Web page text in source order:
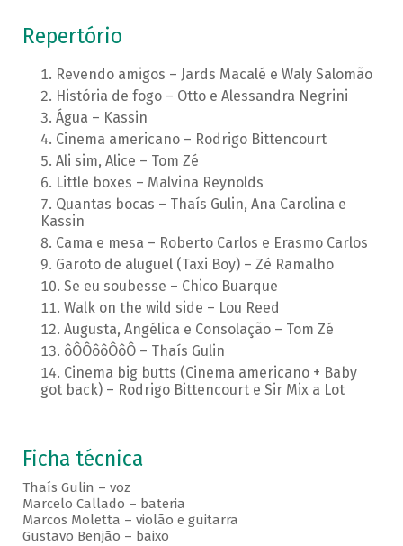
Repertório
Revendo amigos – Jards Macalé e Waly Salomão
História de fogo – Otto e Alessandra Negrini
Água – Kassin
Cinema americano – Rodrigo Bittencourt
Ali sim, Alice – Tom Zé
Little boxes – Malvina Reynolds
Quantas bocas – Thaís Gulin, Ana Carolina e
Kassin
Cama e mesa – Roberto Carlos e Erasmo Carlos
Garoto de aluguel (Taxi Boy) – Zé Ramalho
Se eu soubesse – Chico Buarque
Walk on the wild side – Lou Reed
Augusta, Angélica e Consolação – Tom Zé
ôÔÔôôÔôÔ – Thaís Gulin
Cinema big butts (Cinema americano + Baby
got back) – Rodrigo Bittencourt e Sir Mix a Lot
Ficha técnica
Thaís Gulin – voz
Marcelo Callado – bateria
Marcos Moletta – violão e guitarra
Gustavo Benjão – baixo